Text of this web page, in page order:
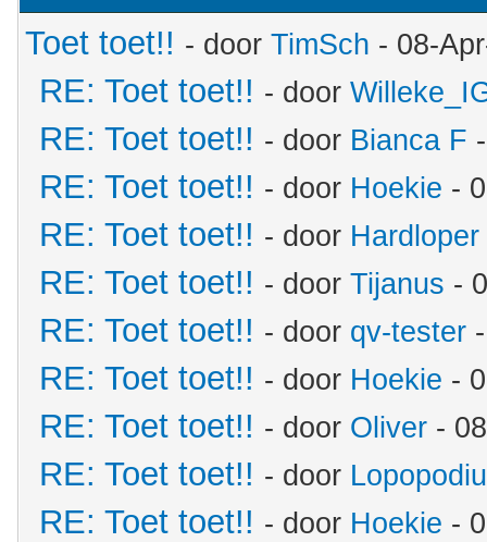
Toet toet!! - door TimSch - 08-
RE: Toet toet!! - door
RE: Toet toet!! - door Bianca F
RE: Toet toet!! - door Hoekie -
RE: Toet toet!! - door Hardloper
RE: Toet toet!! - door Tijanus -
RE: Toet toet!! - door qv-tester
RE: Toet toet!! - door Hoekie -
RE: Toet toet!! - door Oliver -
RE: Toet toet!! - door
RE: Toet toet!! - door Hoekie -